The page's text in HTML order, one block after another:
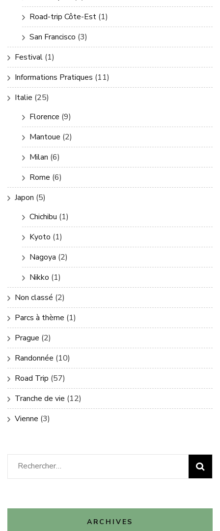
Road-trip Côte-Est (1)
San Francisco (3)
Festival (1)
Informations Pratiques (11)
Italie (25)
Florence (9)
Mantoue (2)
Milan (6)
Rome (6)
Japon (5)
Chichibu (1)
Kyoto (1)
Nagoya (2)
Nikko (1)
Non classé (2)
Parcs à thème (1)
Prague (2)
Randonnée (10)
Road Trip (57)
Tranche de vie (12)
Vienne (3)
Rechercher :
ARCHIVES